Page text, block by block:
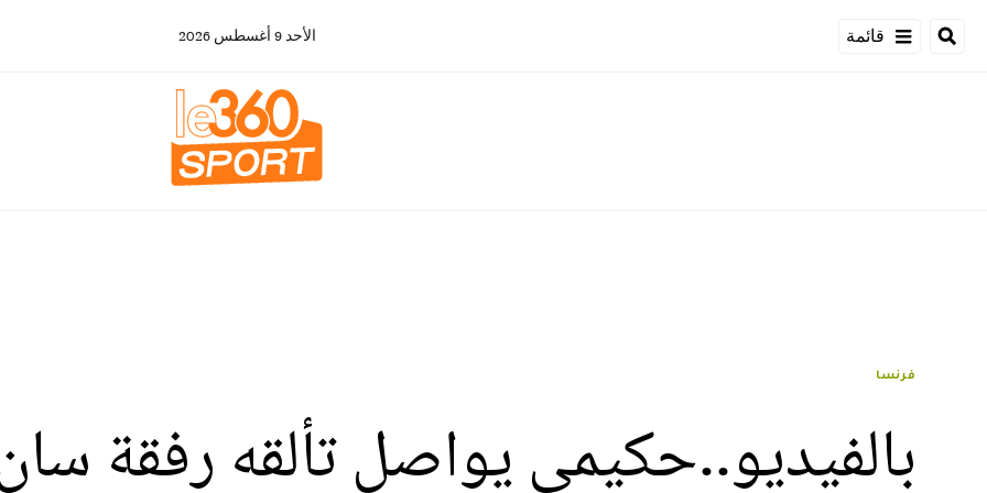
قائمة الأحد 9 أغسطس 2026
فرنسا
بالفيديو..حكيمي يواصل تألقه رفقة